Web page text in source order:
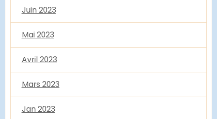
Juin 2023
Mai 2023
Avril 2023
Mars 2023
Jan 2023